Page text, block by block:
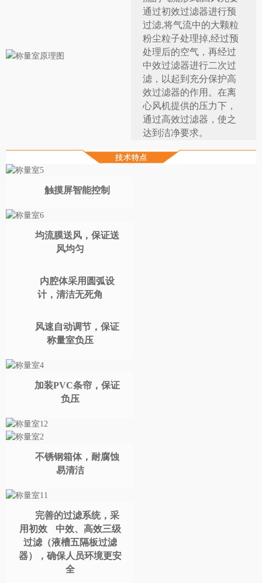
通过初效过滤器进行预
过滤,将气流中的大颗粒
粉尘粒子处理掉,经过预
处理后的空气，再经过
中效过滤器进行二次过
滤，以起到充分保护高
效过滤器的作用。在离
心风机提供的压力下，
通过高效过滤器，使之
达到洁净要求。
触摸屏智能控制
均流膜送风，保证送
风均匀
内腔体采用圆弧设
计，清洁无死角
风速自动调节，保证
称量室负压
加装PVC条帘，保证
负压
不锈钢箱体，耐腐蚀
易清洁
完善的过滤系统，采
用初效 中效、高效三级
过滤（液槽五隔板过滤
器），确保人员环境更安
全